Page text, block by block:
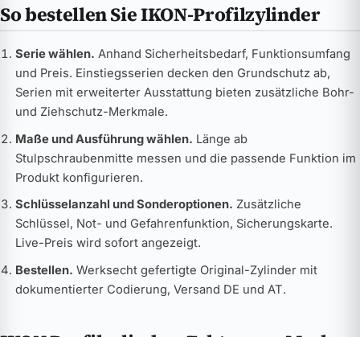
So bestellen Sie IKON-Profilzylinder
Serie wählen. Anhand Sicherheitsbedarf, Funktionsumfang
und Preis. Einstiegsserien decken den Grundschutz ab,
Serien mit erweiterter Ausstattung bieten zusätzliche Bohr-
und Ziehschutz-Merkmale.
Maße und Ausführung wählen. Länge ab
Stulpschraubenmitte messen und die passende Funktion im
Produkt konfigurieren.
Schlüsselanzahl und Sonderoptionen. Zusätzliche
Schlüssel, Not- und Gefahrenfunktion, Sicherungskarte.
Live-Preis wird sofort angezeigt.
Bestellen. Werksecht gefertigte Original-Zylinder mit
dokumentierter Codierung, Versand DE und AT.